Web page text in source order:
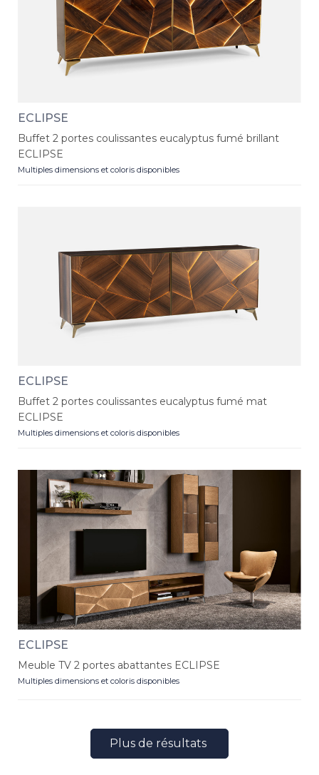
ECLIPSE
Buffet 2 portes coulissantes eucalyptus fumé brillant
ECLIPSE
Multiples dimensions et coloris disponibles
ECLIPSE
Buffet 2 portes coulissantes eucalyptus fumé mat
ECLIPSE
Multiples dimensions et coloris disponibles
ECLIPSE
Meuble TV 2 portes abattantes ECLIPSE
Multiples dimensions et coloris disponibles
Plus de résultats